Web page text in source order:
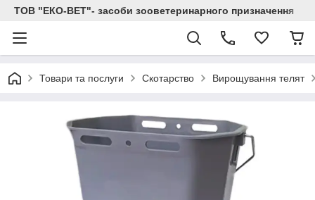
ТОВ "ЕКО-ВЕТ"- засоби зооветеринарного призначення
Товари та послуги Скотарство Вирощування телят